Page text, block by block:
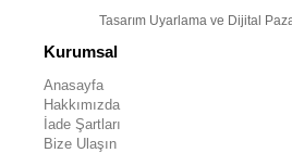
Tasarım Uyarlama ve Dijital
Kurumsal
Anasayfa
Hakkımızda
İade Şartları
Bize Ulaşın